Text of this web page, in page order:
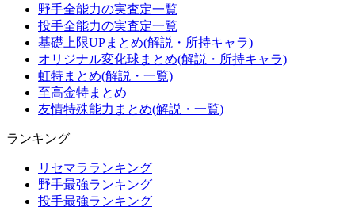
野手全能力の実査定一覧
投手全能力の実査定一覧
基礎上限UPまとめ(解説・所持キャラ)
オリジナル変化球まとめ(解説・所持キャラ)
虹特まとめ(解説・一覧)
至高金特まとめ
友情特殊能力まとめ(解説・一覧)
ランキング
リセマラランキング
野手最強ランキング
投手最強ランキング